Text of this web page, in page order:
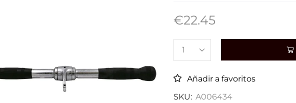
€22.45
Añadir a favoritos
SKU: A006434